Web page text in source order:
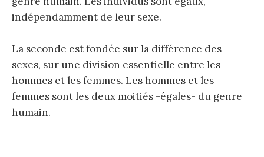
indépendamment de leur sexe.
La seconde est fondée sur la différence des
sexes, sur une division essentielle entre les
hommes et les femmes. Les hommes et les
femmes sont les deux moitiés -égales- du genre
humain.